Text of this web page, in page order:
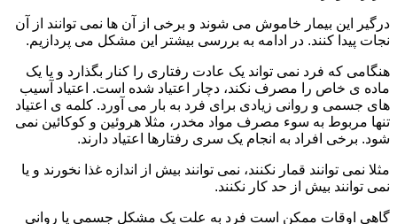
درگیر این بیمار خاموش می شوند و برخی از آن ها نمی توانند از آن
نجات پیدا کنند. در ادامه به بررسی بیشتر این مشکل می پردازیم.
هنگامی که فرد نمی تواند یک عادت رفتاری را کنار بگذارد و یا یک
ماده ی خاص را مصرف نکند، دچار اعتیاد شده است. اعتیاد آسیب
های جسمی و روانی زیادی برای فرد به بار می آورد. کلمه ی اعتیاد
تنها مربوط به سوء مصرف مواد مخدر، مثلا هروئین و کوکائین نمی
شود. برخی افراد به انجام یک سری رفتارها اعتیاد دارند.
مثلا نمی توانند قمار نکنند، نمی توانند بیش از اندازه غذا نخورند و یا
نمی توانند بیش از حد کار نکنند.
گاهی اوقات ممکن است فرد به علت یک مشکل جسمی یا روانی